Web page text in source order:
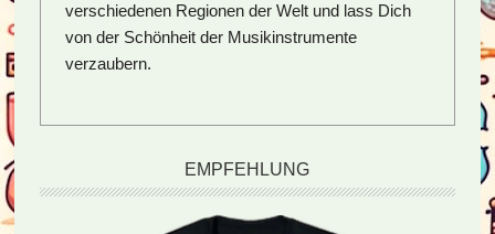
verschiedenen Regionen der Welt und lass Dich
von der Schönheit der Musikinstrumente
verzaubern.
EMPFEHLUNG